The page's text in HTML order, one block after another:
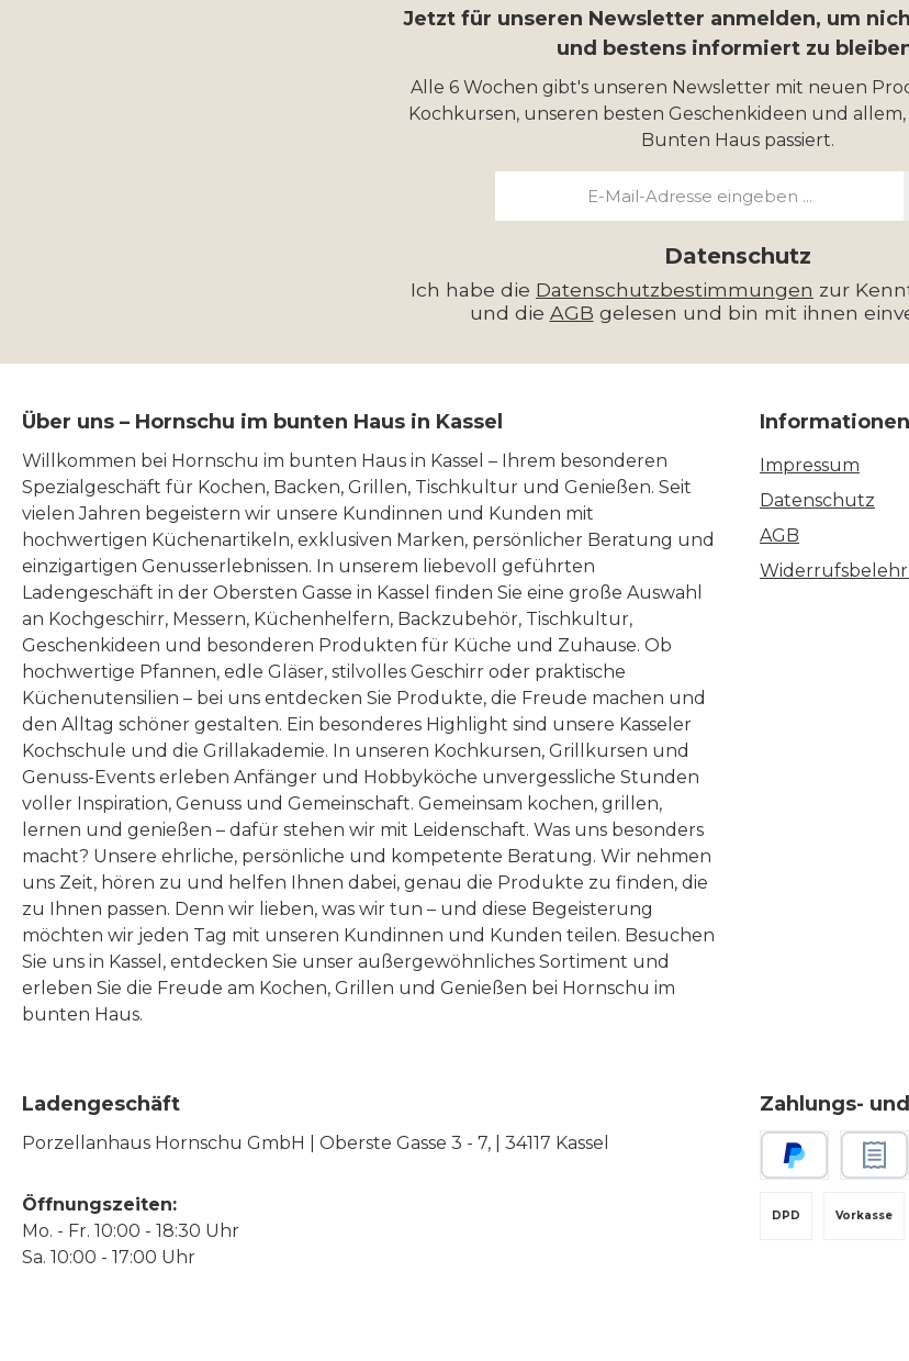
Jetzt für unseren Newsletter anmelden, um
und bestens informiert zu
Alle 6 Wochen gibt's unseren Newsletter mit neuen
Kochkursen, unseren besten Geschenkideen und allem,
Bunten Haus passiert.
Datenschutz
Ich habe die Datenschutzbestimmungen zur
und die AGB gelesen und bin mit ihnen
Über uns – Hornschu im bunten Haus in Kassel
Willkommen bei Hornschu im bunten Haus in Kassel – Ihrem besonderen
Spezialgeschäft für Kochen, Backen, Grillen, Tischkultur und Genießen. Seit
vielen Jahren begeistern wir unsere Kundinnen und Kunden mit
hochwertigen Küchenartikeln, exklusiven Marken, persönlicher Beratung und
einzigartigen Genusserlebnissen. In unserem liebevoll geführten
Ladengeschäft in der Obersten Gasse in Kassel finden Sie eine große Auswahl
an Kochgeschirr, Messern, Küchenhelfern, Backzubehör, Tischkultur,
Geschenkideen und besonderen Produkten für Küche und Zuhause. Ob
hochwertige Pfannen, edle Gläser, stilvolles Geschirr oder praktische
Küchenutensilien – bei uns entdecken Sie Produkte, die Freude machen und
den Alltag schöner gestalten. Ein besonderes Highlight sind unsere Kasseler
Kochschule und die Grillakademie. In unseren Kochkursen, Grillkursen und
Genuss-Events erleben Anfänger und Hobbyköche unvergessliche Stunden
voller Inspiration, Genuss und Gemeinschaft. Gemeinsam kochen, grillen,
lernen und genießen – dafür stehen wir mit Leidenschaft. Was uns besonders
macht? Unsere ehrliche, persönliche und kompetente Beratung. Wir nehmen
uns Zeit, hören zu und helfen Ihnen dabei, genau die Produkte zu finden, die
zu Ihnen passen. Denn wir lieben, was wir tun – und diese Begeisterung
möchten wir jeden Tag mit unseren Kundinnen und Kunden teilen. Besuchen
Sie uns in Kassel, entdecken Sie unser außergewöhnliches Sortiment und
erleben Sie die Freude am Kochen, Grillen und Genießen bei Hornschu im
bunten Haus.
Informationen
Impressum
Datenschutz
AGB
Ladengeschäft
Porzellanhaus Hornschu GmbH | Oberste Gasse 3 - 7, | 34117 Kassel
Öffnungszeiten:
Mo. - Fr. 10:00 - 18:30 Uhr
Sa. 10:00 - 17:00 Uhr
Zahlungs-
Vorkasse
DPD